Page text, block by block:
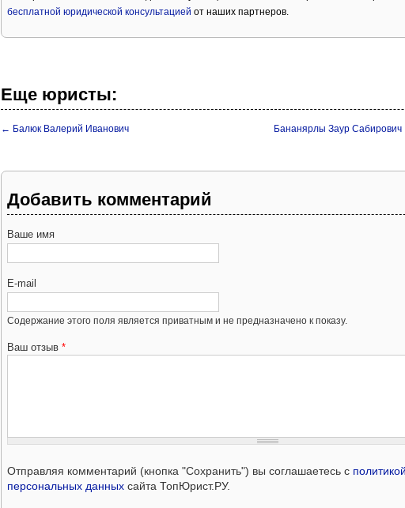
бесплатной юридической консультацией от наших партнеров.
Еще юристы:
← Балюк Валерий Иванович Бананярлы Заур
Добавить комментарий
Ваше имя
E-mail
Содержание этого поля является приватным и не предназначено к показу.
Ваш отзыв *
Отправляя комментарий (кнопка "Сохранить") вы соглашаетесь с
персональных данных сайта ТопЮрист.РУ.